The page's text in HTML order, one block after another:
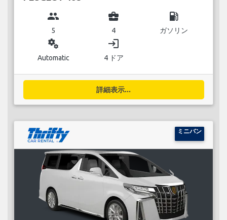
group
5
business_center
4
local_gas_station
ガソリン
miscellaneous_services
Automatic
login
4 ドア
詳細表示...
ミニバン